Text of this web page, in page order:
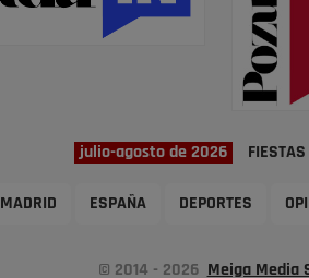
julio-agosto de 2026 FIESTAS
MADRID ESPAÑA DEPORTES
© 2014 - 2026 Meiga Media